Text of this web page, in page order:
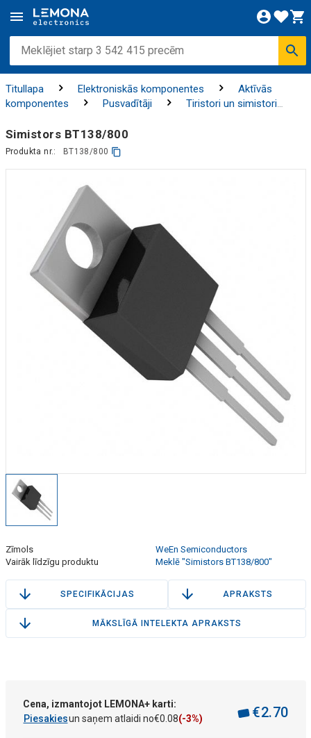
Titullapa Elektroniskās komponentes
Aktīvās
komponentes
Pusvadītāji
Tiristori un simistori
Simistors BT138/800
Produkta nr.: BT138/800
Zīmols
WeEn Semiconductors
Vairāk līdzīgu produktu
Meklē "Simistors BT138/800"
SPECIFIKĀCIJAS APRAKSTS
MĀKSLĪGĀ INTELEKTA APRAKSTS
Cena, izmantojot LEMONA+ karti:
Piesakiesun saņem atlaidi no€0 08(-3%) €2.70